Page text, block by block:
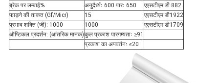
ब्रेक पर लम्बाई%
अनुदैर्ध्यः 600 पारः 650
एएसटीएम डी 882
फाड़ने की ताकत (Gf/Micr)
15
एएसटीएम डी1922
प्रभाव शक्ति (जी): 1000
1000
एएसटीएम डी1709
ऑप्टिकल प्रदर्शन: (आंतरिक मानक)कुल प्रकाश पारगम्यताः ≥91
प्रकाश का अपवर्तनः ≤20